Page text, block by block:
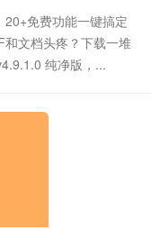
免费功能一键搞定
文档头疼？下载一堆
纯净版，...